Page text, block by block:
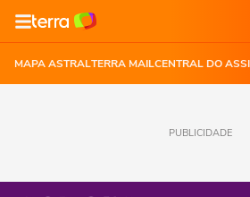
MAPA ASTRALTERRA MAILCENTRAL DO
PUBLICIDADE